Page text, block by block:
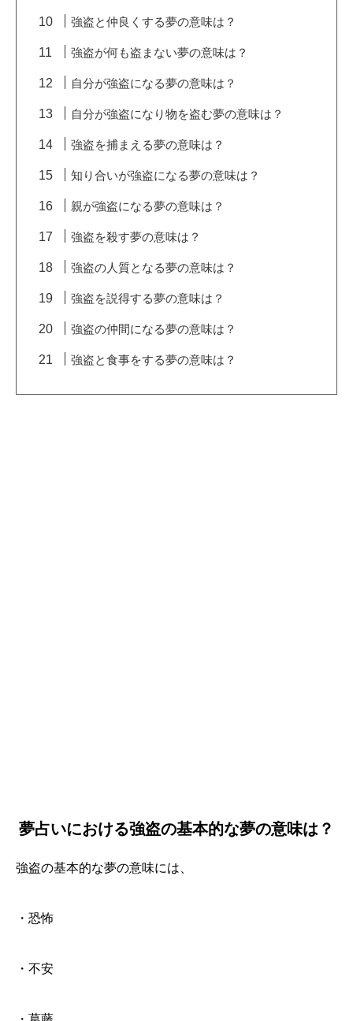
強盗と仲良くする夢の意味は？
強盗が何も盗まない夢の意味は？
自分が強盗になる夢の意味は？
自分が強盗になり物を盗む夢の意味は？
強盗を捕まえる夢の意味は？
知り合いが強盗になる夢の意味は？
親が強盗になる夢の意味は？
強盗を殺す夢の意味は？
強盗の人質となる夢の意味は？
強盗を説得する夢の意味は？
強盗の仲間になる夢の意味は？
強盗と食事をする夢の意味は？
夢占いにおける強盗の基本的な夢の意味は？
強盗の基本的な夢の意味には、
・恐怖
・不安